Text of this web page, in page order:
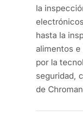
la
hasta la
alimentos e
por la
seguridad,
de